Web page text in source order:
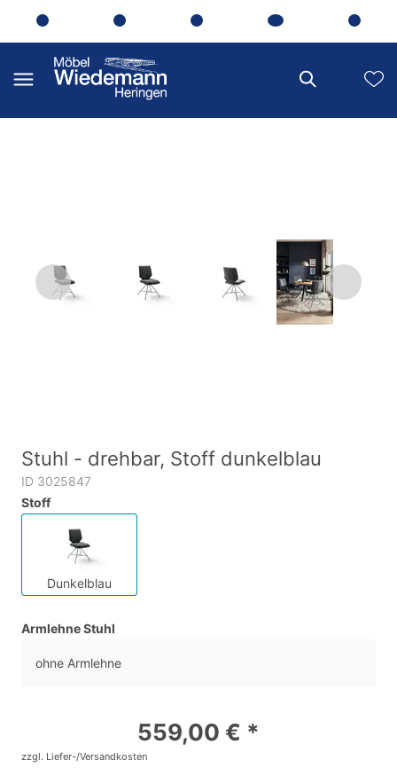
Stuhl - drehbar, Stoff dunkelblau
ID 3025847
Stoff
Dunkelblau
Armlehne Stuhl
ohne Armlehne
559,00 € *
zzgl. Liefer-/Versandkosten